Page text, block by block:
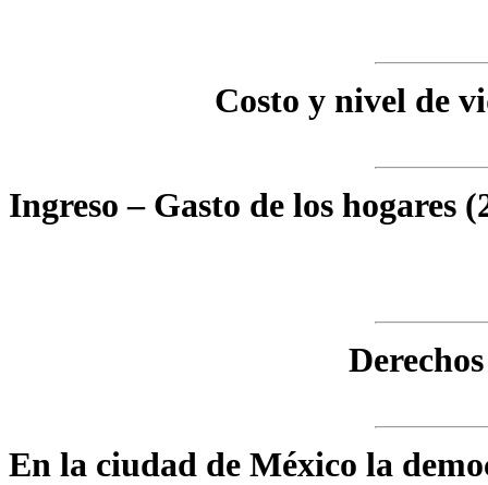
Costo y nivel de
Ingreso – Gasto de los hogares
En la ciudad de México la